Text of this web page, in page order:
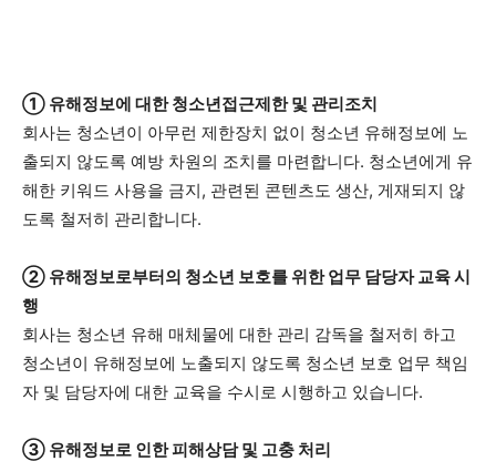
① 유해정보에 대한 청소년접근제한 및 관리조치
회사는 청소년이 아무런 제한장치 없이 청소년 유해정보에 노
출되지 않도록 예방 차원의 조치를 마련합니다. 청소년에게 유
해한 키워드 사용을 금지, 관련된 콘텐츠도 생산, 게재되지 않
도록 철저히 관리합니다.
② 유해정보로부터의 청소년 보호를 위한 업무 담당자 교육 시
행
회사는 청소년 유해 매체물에 대한 관리 감독을 철저히 하고
청소년이 유해정보에 노출되지 않도록 청소년 보호 업무 책임
자 및 담당자에 대한 교육을 수시로 시행하고 있습니다.
③ 유해정보로 인한 피해상담 및 고충 처리